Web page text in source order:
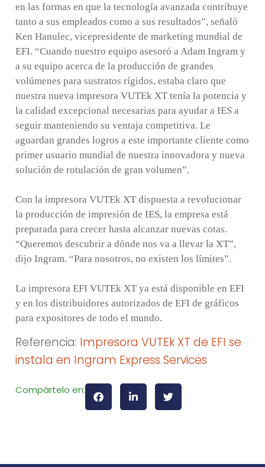
en las formas en que la tecnología avanzada contribuye
tanto a sus empleados como a sus resultados”, señaló
Ken Hanulec, vicepresidente de marketing mundial de
EFI. “Cuando nuestro equipo asesoró a Adam Ingram y
a su equipo acerca de la producción de grandes
volúmenes para sustratos rígidos, estaba claro que
nuestra nueva impresora VUTEk XT tenía la potencia y
la calidad excepcional necesarias para ayudar a IES a
seguir manteniendo su ventaja competitiva. Le
aguardan grandes logros a este importante cliente como
primer usuario mundial de nuestra innovadora y nueva
solución de rotulación de gran volumen”.
Con la impresora VUTEk XT dispuesta a revolucionar
la producción de impresión de IES, la empresa está
preparada para crecer hasta alcanzar nuevas cotas.
“Queremos descubrir a dónde nos va a llevar la XT”,
dijo Ingram. “Para nosotros, no existen los límites”.
La impresora EFI VUTEk XT ya está disponible en EFI
y en los distribuidores autorizados de EFI de gráficos
para expositores de todo el mundo.
Referencia: Impresora VUTEk XT de EFI se
instala en Ingram Express Services
Compártelo en: